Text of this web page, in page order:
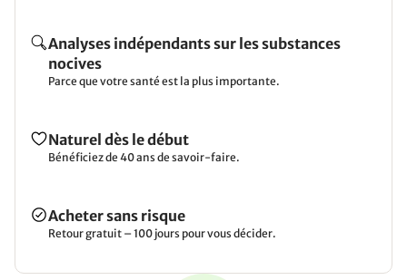
Analyses indépendants sur les substances
nocives
Parce que votre santé est la plus importante.
Naturel dès le début
Bénéficiez de 40 ans de savoir-faire.
Acheter sans risque
Retour gratuit – 100 jours pour vous décider.